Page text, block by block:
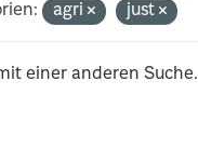
agri just
einer anderen Suche.